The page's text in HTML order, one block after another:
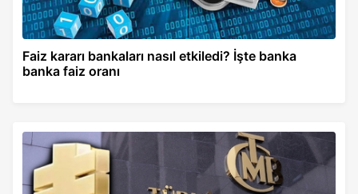
Faiz kararı bankaları nasıl etkiledi? İşte banka
banka faiz oranı